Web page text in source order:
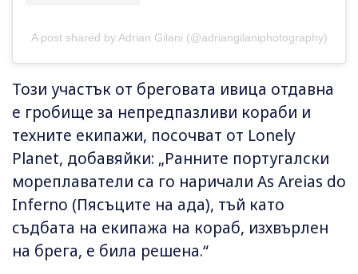
A post shared by Adrian Gilani (@adriangilaniphotography)
Този участък от бреговата ивица отдавна
е гробище за непредпазливи кораби и
техните екипажи, посочват от Lonely
Planet, добавяйки: „Ранните португалски
мореплаватели са го наричали As Areias do
Inferno (Пясъците на ада), тъй като
съдбата на екипажа на кораб, изхвърлен
на брега, е била решена.“